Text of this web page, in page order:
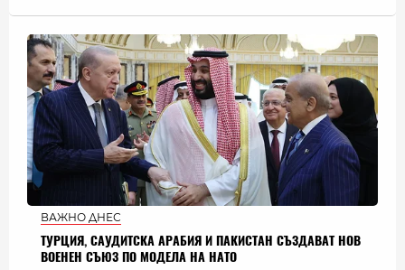
ВАЖНО ДНЕС
ТУРЦИЯ, САУДИТСКА АРАБИЯ И ПАКИСТАН СЪЗДАВАТ НОВ
ВОЕНЕН СЪЮЗ ПО МОДЕЛА НА НАТО